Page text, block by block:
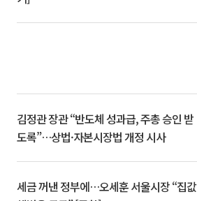
김정관 장관 “반도체 성과급, 주총 승인 받
도록”…상법·자본시장법 개정 시사
세금 꺼낸 정부에…오세훈 서울시장 “집값